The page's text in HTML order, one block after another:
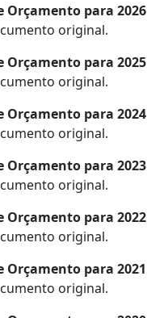
Orçamento para 2026
original.
Orçamento para 2025
original.
Orçamento para 2024
original.
Orçamento para 2023
original.
Orçamento para 2022
original.
Orçamento para 2021
original.